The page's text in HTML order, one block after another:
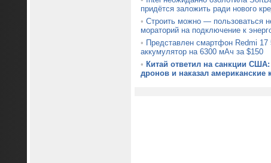
придётся заложить ради нового
• Строить можно — пользоваться
мораторий на подключение к
• Представлен смартфон Redmi
аккумулятор на 6300 мАч за $150
• Китай ответил на санкции
дронов и наказал американские